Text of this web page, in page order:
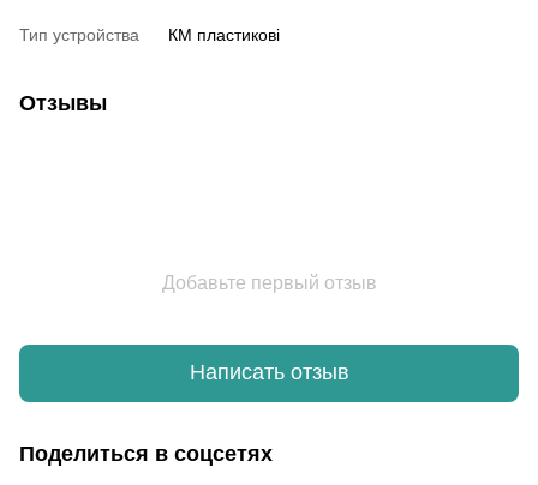
Тип устройства КМ пластикові
Отзывы
Добавьте первый отзыв
Написать отзыв
Поделиться в соцсетях